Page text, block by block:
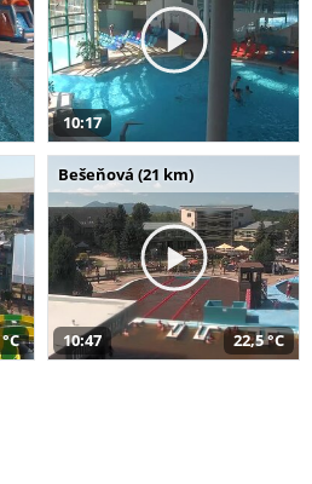
10:17
Bešeňová (21 km)
10:47 22,5 °C